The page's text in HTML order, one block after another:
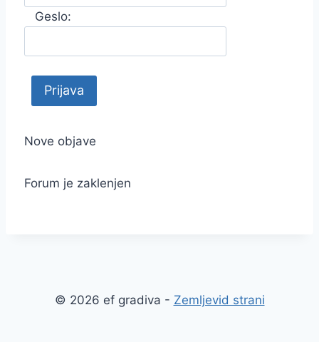
Geslo:
Nove objave
Forum je zaklenjen
© 2026 ef gradiva - Zemljevid strani